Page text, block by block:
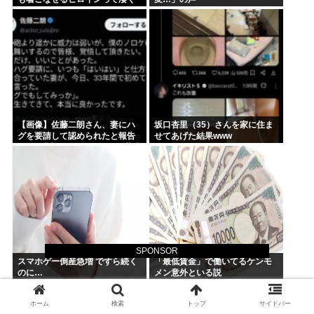
SPONSOR
ない？
【画像】佐藤二朗さん、妻にハ
グを要請して認められたと報告
→X民「妻には確認するのに共演
坂口杏里（35）さんを家に住ま
せてあげた結果www
スマホゲー倒産急増 ですら続く
のに…
「最低賃金」で働いてるケンモ
メン意外といる説
ホーム 検索 トップ サイドバー